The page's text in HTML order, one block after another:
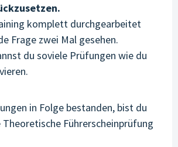
komplett durchgearbeitet
Frage zwei Mal gesehen.
du soviele Prüfungen wie du
in Folge bestanden, bist du
Führerscheinprüfung